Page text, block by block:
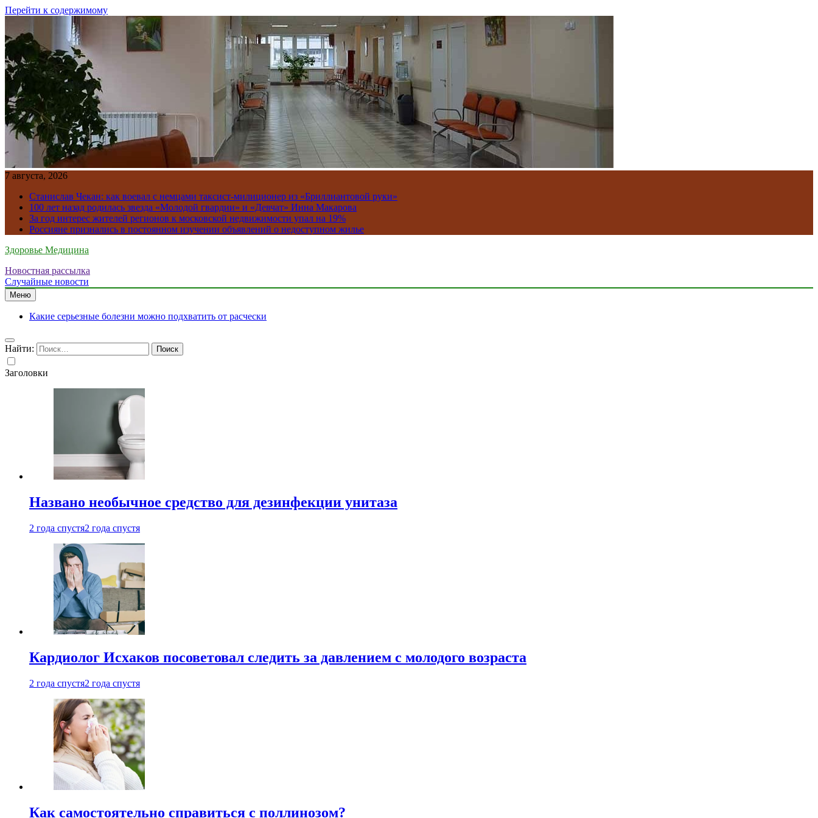
Перейти к содержимому
7 августа, 2026
Станислав Чекан: как воевал с немцами таксист-милиционер из «Бриллиантовой руки»
100 лет назад родилась звезда «Молодой гвардии» и «Девчат» Инна Макарова
За год интерес жителей регионов к московской недвижимости упал на 19%
Россияне признались в постоянном изучении объявлений о недоступном жилье
Здоровье Медицина
Новостная рассылка
Случайные новости
Меню
Какие серьезные болезни можно подхватить от расчески
Найти:
Заголовки
Названо необычное средство для дезинфекции унитаза
2 года спустя2 года спустя
Кардиолог Исхаков посоветовал следить за давлением с молодого возраста
2 года спустя2 года спустя
Как самостоятельно справиться с поллинозом?